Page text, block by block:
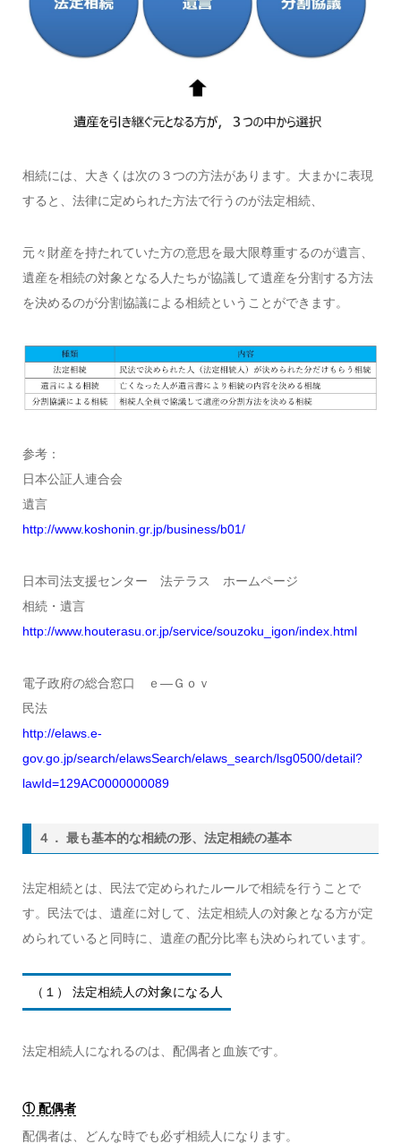
相続には、大きくは次の３つの方法があります。大まかに表現
すると、法律に定められた方法で行うのが法定相続、
元々財産を持たれていた方の意思を最大限尊重するのが遺言、
遺産を相続の対象となる人たちが協議して遺産を分割する方法
を決めるのが分割協議による相続ということができます。
参考：
日本公証人連合会
遺言
http://www.koshonin.gr.jp/business/b01/
日本司法支援センター 法テラス ホームページ
相続・遺言
http://www.houterasu.or.jp/service/souzoku_igon/index.html
電子政府の総合窓口 ｅ―Ｇｏｖ
民法
http://elaws.e-
gov.go.jp/search/elawsSearch/elaws_search/lsg0500/detail?
lawId=129AC0000000089
４． 最も基本的な相続の形、法定相続の基本
法定相続とは、民法で定められたルールで相続を行うことで
す。民法では、遺産に対して、法定相続人の対象となる方が定
められていると同時に、遺産の配分比率も決められています。
（１） 法定相続人の対象になる人
法定相続人になれるのは、配偶者と血族です。
① 配偶者
配偶者は、どんな時でも必ず相続人になります。